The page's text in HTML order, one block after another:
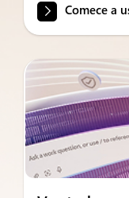
Comece a